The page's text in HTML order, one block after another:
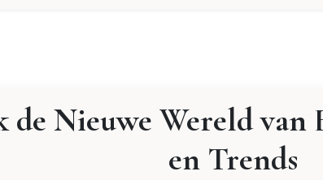
de Nieuwe Wereld van
en Trends